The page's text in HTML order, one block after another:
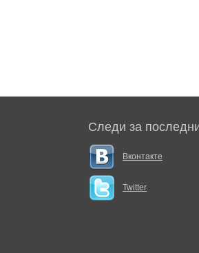
Следи за
Вконтакте
Twitter